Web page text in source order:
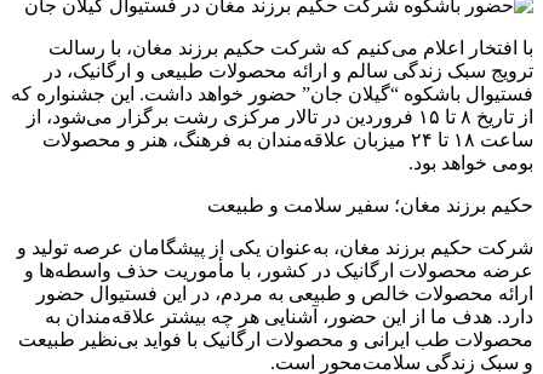
با افتخار اعلام می‌کنیم که شرکت حکیم برزند مغان، با رسالت
ترویج سبک زندگی سالم و ارائه محصولات طبیعی و ارگانیک، در
فستیوال باشکوه “گیلان جان” حضور خواهد داشت. این جشنواره که
از تاریخ ۸ تا ۱۵ فروردین در تالار مرکزی رشت برگزار می‌شود، از
ساعت ۱۸ تا ۲۴ میزبان علاقه‌مندان به فرهنگ، هنر و محصولات
بومی خواهد بود.
حکیم برزند مغان؛ سفیر سلامت و طبیعت
شرکت حکیم برزند مغان، به‌عنوان یکی از پیشگامان عرصه تولید و
عرضه محصولات ارگانیک در کشور، با مأموریت حذف واسطه‌ها و
ارائه محصولات خالص و طبیعی به مردم، در این فستیوال حضور
دارد. هدف ما از این حضور، آشنایی هر چه بیشتر علاقه‌مندان به
محصولات طب ایرانی و محصولات ارگانیک با فواید بی‌نظیر طبیعت
و سبک زندگی سلامت‌محور است.